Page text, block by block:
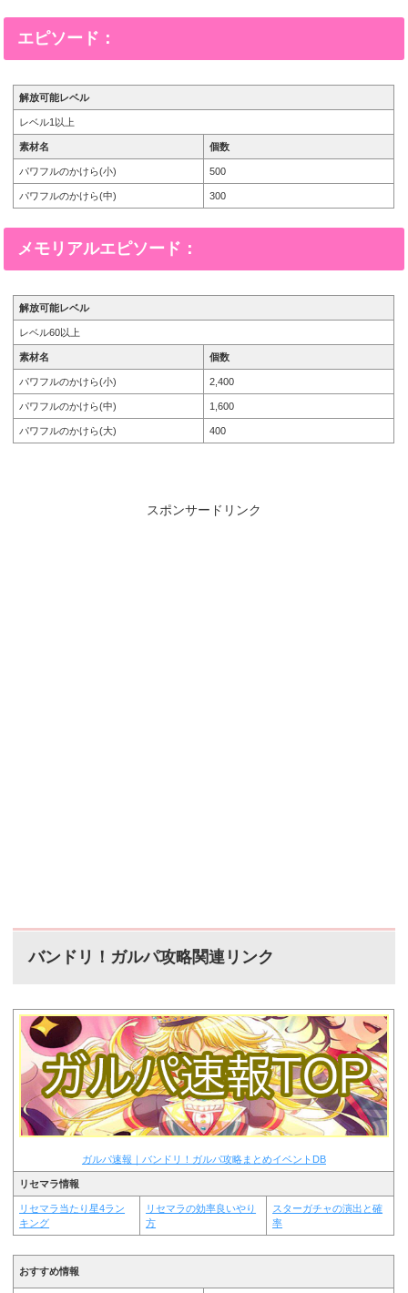
エピソード：
解放可能レベル
レベル1以上
素材名 個数
パワフルのかけら(小) 500
パワフルのかけら(中) 300
メモリアルエピソード：
解放可能レベル
レベル60以上
素材名 個数
パワフルのかけら(小) 2,400
パワフルのかけら(中) 1,600
パワフルのかけら(大) 400
スポンサードリンク
バンドリ！ガルパ攻略関連リンク
ガルパ速報｜バンドリ！ガルパ攻略まとめイベントDB
リセマラ情報
リセマラ当たり星4ラン
キング
リセマラの効率良いやり
方
スターガチャの演出と確
率
おすすめ情報